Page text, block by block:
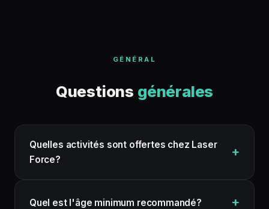
GÉNÉRAL
Questions générales
Quelles activités sont offertes chez Laser
Force?
Quel est l'âge minimum recommandé?